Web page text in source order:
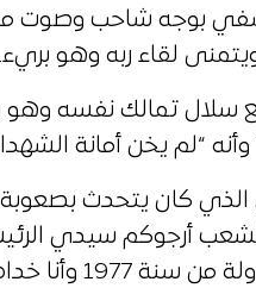
بوجه شاحب وصوت
ويتمنى لقاء ربه وهو بريء.
سلال تمالك نفسه وهو
“لم يخن أمانة
كان يتحدث بصعوبة
وأنا في